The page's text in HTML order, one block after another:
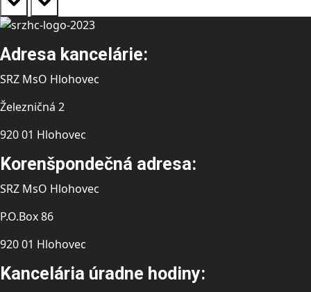
Adresa kancelárie:
SRZ MsO Hlohovec
Železničná 2
920 01 Hlohovec
Korenšpondečná adresa:
SRZ MsO Hlohovec
P.O.Box 86
920 01 Hlohovec
Kancelária úradne hodiny: